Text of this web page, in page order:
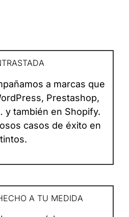
a marcas que
Prestashop,
y también en Shopify.
casos de éxito en
A TU MEDIDA